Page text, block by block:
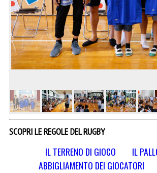
SCOPRI LE REGOLE DEL RUGBY
IL TERRENO DI GIOCO IL
ABBIGLIAMENTO DEI GIOCATORI